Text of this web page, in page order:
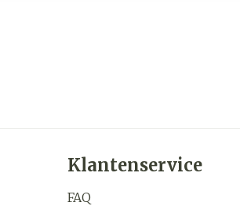
Klantenservice
FAQ